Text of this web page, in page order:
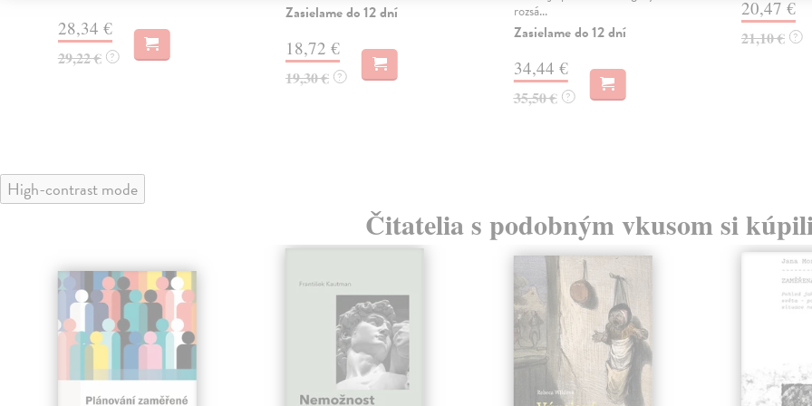
28,34 €
29,22 € ?
Zasielame do 12 dní
18,72 €
19,30 € ?
rozsá...
Zasielame do 12 dní
34,44 €
35,50 € ?
20,47 €
21,10 € ?
High-contrast mode
Čitatelia s podobným vkusom si